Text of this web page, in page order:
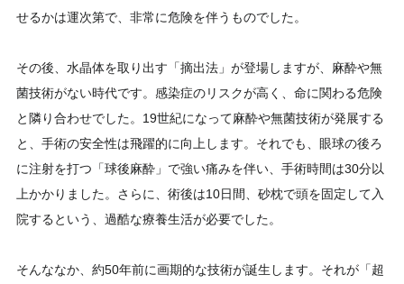
せるかは運次第で、非常に危険を伴うものでした。
その後、水晶体を取り出す「摘出法」が登場しますが、麻酔や無
菌技術がない時代です。感染症のリスクが高く、命に関わる危険
と隣り合わせでした。19世紀になって麻酔や無菌技術が発展する
と、手術の安全性は飛躍的に向上します。それでも、眼球の後ろ
に注射を打つ「球後麻酔」で強い痛みを伴い、手術時間は30分以
上かかりました。さらに、術後は10日間、砂枕で頭を固定して入
院するという、過酷な療養生活が必要でした。
そんななか、約50年前に画期的な技術が誕生します。それが「超